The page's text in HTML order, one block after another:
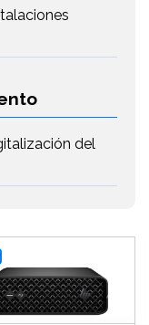
del